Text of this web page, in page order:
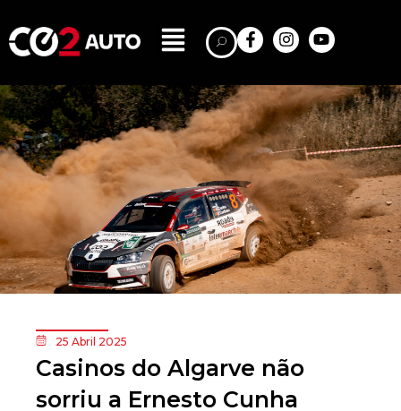
25 Abril 2025
Casinos do Algarve não
sorriu a Ernesto Cunha